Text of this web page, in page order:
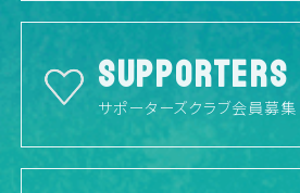
SUPPORTERS
サポーターズクラブ会員募集